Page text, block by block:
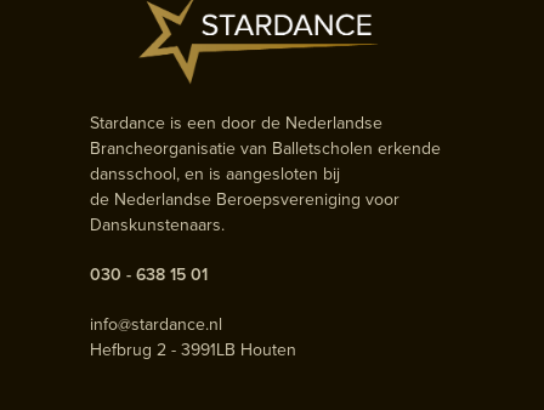
Stardance is een door de Nederlandse
Brancheorganisatie van Balletscholen erkende
dansschool, en is aangesloten bij
de Nederlandse Beroepsvereniging voor
Danskunstenaars.
030 - 638 15 01
info@stardance.nl
Hefbrug 2 - 3991LB Houten